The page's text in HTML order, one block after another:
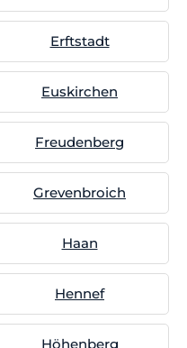
Erftstadt
Euskirchen
Freudenberg
Grevenbroich
Haan
Hennef
Höhenberg